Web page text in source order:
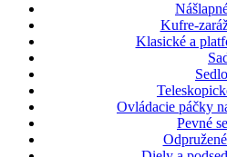
Kufre-
Klasické a
Ovládacie páčky
Pevné